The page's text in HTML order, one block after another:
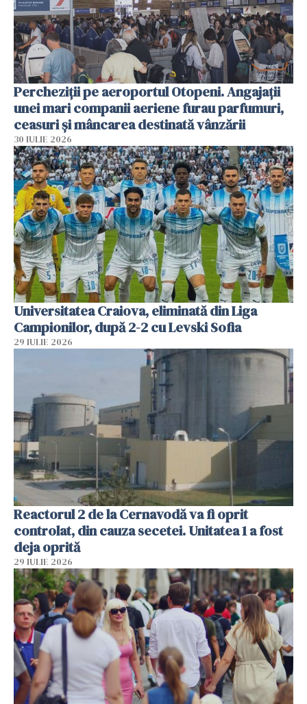
Percheziții pe aeroportul Otopeni. Angajații
unei mari companii aeriene furau parfumuri,
ceasuri și mâncarea destinată vânzării
30 IULIE 2026
Universitatea Craiova, eliminată din Liga
Campionilor, după 2-2 cu Levski Sofia
29 IULIE 2026
Reactorul 2 de la Cernavodă va fi oprit
controlat, din cauza secetei. Unitatea 1 a fost
deja oprită
29 IULIE 2026